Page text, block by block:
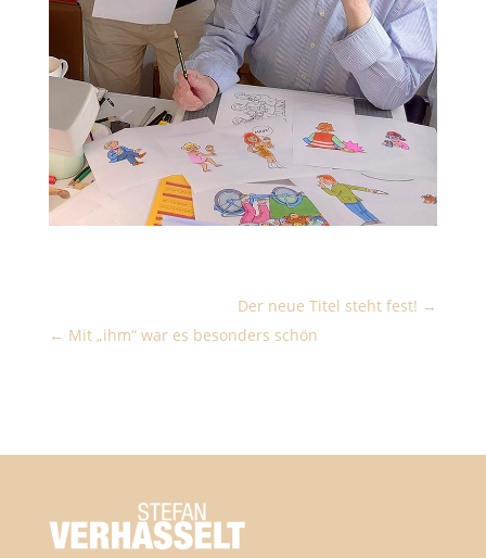
Der neue Titel steht fest!
Mit „ihm“ war es besonders schön